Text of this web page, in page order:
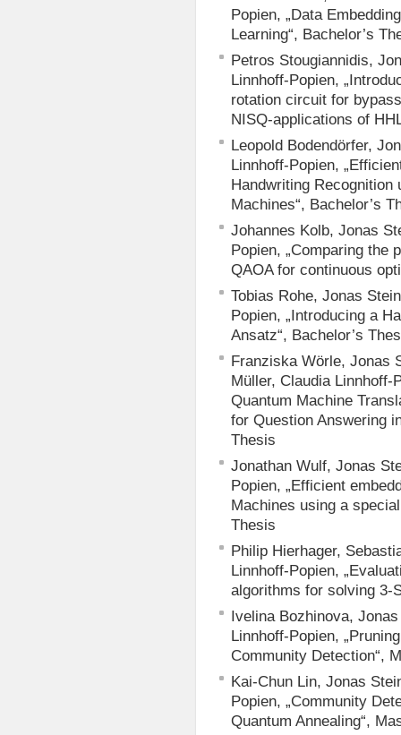
Popien, „Data
Learning“, Bachelor’s
Petros Stougiannidis,
Linnhoff-Popien,
rotation circuit for
NISQ-applications of
Leopold Bodendörfer,
Linnhoff-Popien,
Handwriting Recognition
Machines“, Bachelor’s
Johannes Kolb, Jonas
Popien, „Comparing the
QAOA for continuous
Tobias Rohe, Jonas
Popien, „Introducing a
Ansatz“, Bachelor’s
Franziska Wörle, Jonas
Müller, Claudia Linnhoff-
Quantum Machine
for Question Answering
Thesis
Jonathan Wulf, Jonas
Popien, „Efficient
Machines using a
Thesis
Philip Hierhager,
Linnhoff-Popien,
algorithms for solving 3-
Ivelina Bozhinova,
Linnhoff-Popien,
Community Detection“,
Kai-Chun Lin, Jonas
Popien, „Community
Quantum Annealing“,